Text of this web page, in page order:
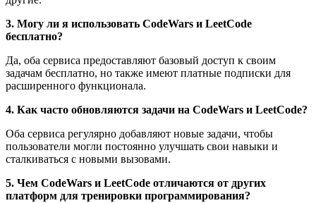
3. Могу ли я использовать CodeWars и LeetCode
бесплатно?
Да, оба сервиса предоставляют базовый доступ к своим
задачам бесплатно, но также имеют платные подписки для
расширенного функционала.
4. Как часто обновляются задачи на CodeWars и LeetCode?
Оба сервиса регулярно добавляют новые задачи, чтобы
пользователи могли постоянно улучшать свои навыки и
сталкиваться с новыми вызовами.
5. Чем CodeWars и LeetCode отличаются от других
платформ для тренировки программирования?